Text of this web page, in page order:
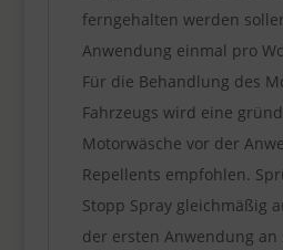
ferngehalten werden
Anwendung einmal pro
Für die Behandlung des
Fahrzeugs wird eine
Motorwäsche vor der
Repellents empfohlen.
Stopp Spray gleichmäßig
der ersten Anwendung an